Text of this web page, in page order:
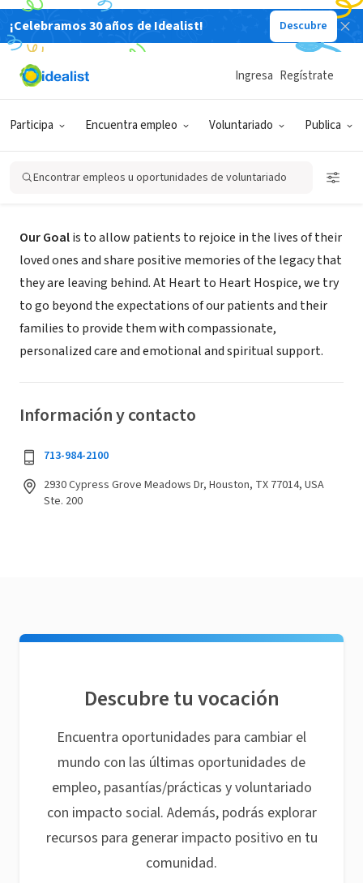
¡Celebramos 30 años de Idealist! Descubre
Participa Encuentra empleo Voluntariado Publica
Ingresa Regístrate
Encontrar empleos u oportunidades de voluntariado
Heart to Heart Hospice
Houston, TX www.hearttohearthospice.com
Our Goalis to allow patients to rejoice in the lives of their
loved ones and share positive memories of the legacy that
they are leaving behind. At Heart to Heart Hospice, we try
to go beyond the expectations of our patients and their
families to provide them with compassionate,
personalized care and emotional and spiritual support.
Información y contacto
713-984-2100
2930 Cypress Grove Meadows Dr, Houston, TX 77014, USA
Ste. 200
Descubre tu vocación
Encuentra oportunidades para cambiar el
mundo con las últimas oportunidades de
empleo, pasantías/prácticas y voluntariado
con impacto social. Además, podrás explorar
recursos para generar impacto positivo en tu
comunidad.